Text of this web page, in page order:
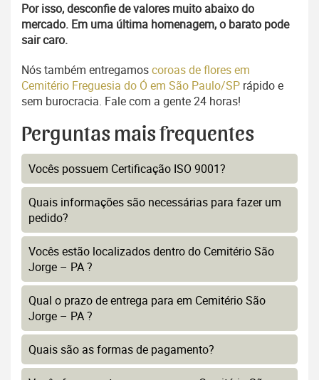
Por isso, desconfie de valores muito abaixo do
mercado. Em uma última homenagem, o barato pode
sair caro.
Nós também entregamoscoroas de flores em
Cemitério Freguesia do Ó em São Paulo/SP rápido e
sem burocracia. Fale com a gente 24 horas!
Perguntas mais frequentes
Vocês possuem Certificação ISO 9001?
Quais informações são necessárias para fazer um
pedido?
Vocês estão localizados dentro do Cemitério São
Jorge – PA ?
Qual o prazo de entrega para em Cemitério São
Jorge – PA ?
Quais são as formas de pagamento?